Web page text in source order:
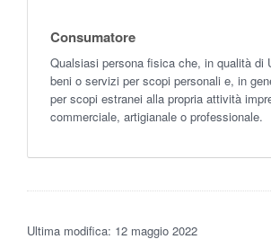
Consumatore
Qualsiasi persona fisica che, in qualità di
beni o servizi per scopi personali e, in
per scopi estranei alla propria attività
commerciale, artigianale o professionale.
Ultima modifica: 12 maggio 2022